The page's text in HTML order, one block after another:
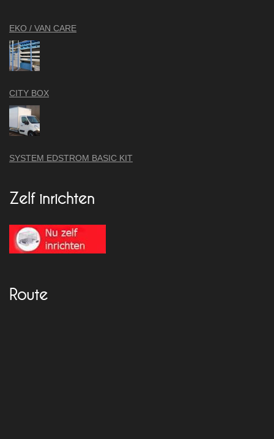
EKO / VAN CARE
CITY BOX
SYSTEM EDSTROM BASIC KIT
Zelf inrichten
Route